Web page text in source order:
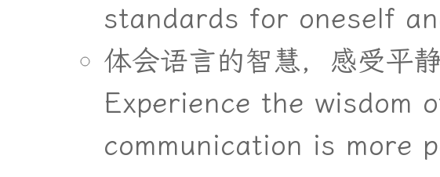
standards for oneself
体会语言的智慧， 感受平
Experience the wisdom
communication is more